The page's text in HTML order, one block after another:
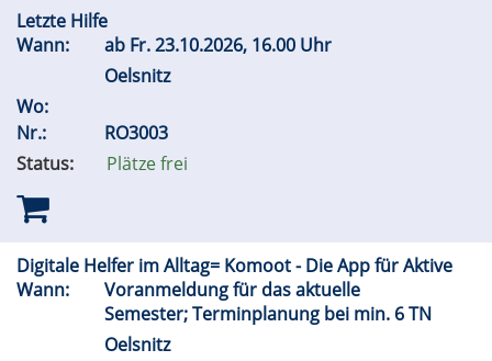
Letzte Hilfe
Wann:
ab Fr.23.10.2026, 16.00 Uhr
Oelsnitz
Wo:
Nr.:
RO3003
Status:
Plätze frei
Digitale Helfer im Alltag= Komoot - Die App für Aktive
Wann:
Voranmeldung für das aktuelle
Semester; Terminplanung bei min. 6 TN
Oelsnitz